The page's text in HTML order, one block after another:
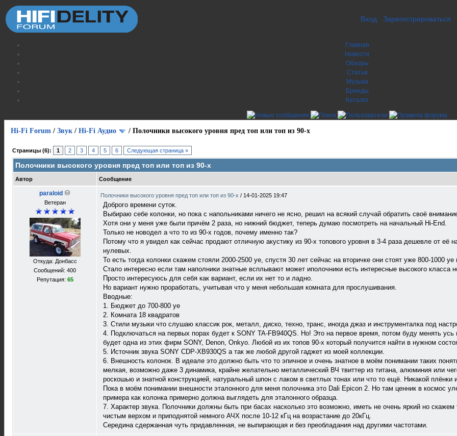
Вход Зарегистрироваться
Главная
Новости
Обзоры
Статьи
Музыка
Бренды
Каталог
Hi-Fi Forum / Звук / Hi-Fi Аудио / Полочники высокого уровня пред топ или топ из 90-х
Страницы (6): 1 2 3 4 5 6 Следующая страница »
Полочники высокого уровня пред топ или топ из 90-х
Автор Сообщение
paraloid
Ветеран
Откуда: Донбасс
Сообщений: 400
Репутация: 65
Полочники высокого уровня пред топ или топ из 90-х / 14-01-2025 19:47
Доброго времени суток.
Выбираю себе колонки, но пока с напольниками ничего не ясно, решил на всякий случай обратить своё
Хотя они у меня уже были причём 2 раза, но нижний бюджет, теперь думаю посмотреть на начальный Hi-End.
Только не новодел а что то из 90-х годов, почему именно так?
Потому что я увидел как сейчас продают отличную акустику из 90-х топового уровня в 3-4 раза дешевле от её
нулевых.
То есть тогда колонки скажем стояли 2000-2500 уе, спустя 30 лет сейчас на вторичке они стоят уже 800-1000 уе
Стало интересно если там наполники знатные всплывают может иполочники есть интересные высокого класса
Просто интересуюсь для себя как вариант, если их нет то и ладно.
Но вариант нужно проработать, учитывая что у меня небольшая комната для прослушивания.
Вводные:
1. Бюджет до 700-800 уе
2. Комната 18 квадратов
3. Стили музыки что слушаю классик рок, металл, диско, техно, транс, иногда джаз и инструменталка под
4. Подключаться на первых порах будет к SONY TA-FB940QS. Но! Это на первое время, потом буду менять
будет одна из этих фирм SONY, Denon, Onkyo. Любой из их топов 90-х который получится найти в нужном
5. Источник звука SONY CDP-XB930QS а так же любой другой гаджет из моей коллекции.
6. Внешность колонок. В идеале это должно быть что то эпичное и очень знатное в моём понимании таких
мелкая, возможно даже 3 динамика, крайне желательно металлический ВЧ твиттер из титана, алюминия или
роскошью и знатной конструкцией, натуральный шпон с лаком в светлых тонах или что то ещё. Никакой
Пока в моём понимании внешности эталонного для меня полочника это Dali Epicon 2. Но там ценник в космос
примера как колонка примерно должна выглядеть для эталонного образца.
7. Характер звука. Полочники должны быть при басах насколько это возможно, иметь не очень яркий но скажем
чистым верхом и приподнятой немного АЧХ после 10-12 кГц на возрастание до 20кГц.
Середина сдержанная чуть придавленная, не выпирающая и без преобладания над другими частотами.